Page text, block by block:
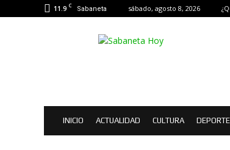
11.9 C Sabaneta sábado, agosto 8, 2026
Sabaneta
INICIO ACTUALIDAD CULTURA